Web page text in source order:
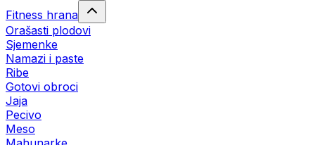
Fitness hrana
Orašasti plodovi
Sjemenke
Namazi i paste
Ribe
Gotovi obroci
Jaja
Pecivo
Meso